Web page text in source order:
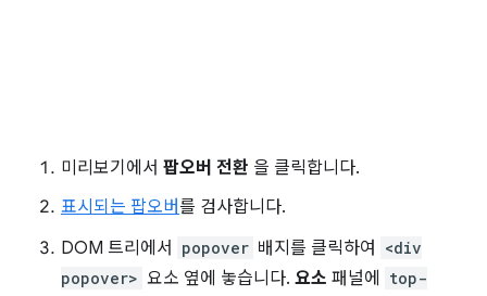
미리보기에서 팝오버 전환 을 클릭합니다.
표시되는 팝오버를 검사합니다.
DOM 트리에서
popover 배지를 클릭하여
<div
popover> 요소 옆에 놓습니다. 요소 패널에
top-